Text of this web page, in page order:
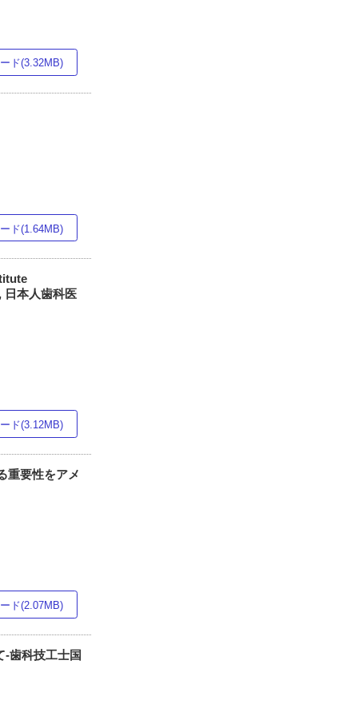
ド(3.32MB)
ド(1.64MB)
本人歯科医
ド(3.12MB)
重要性をアメ
ド(2.07MB)
-歯科技工士国